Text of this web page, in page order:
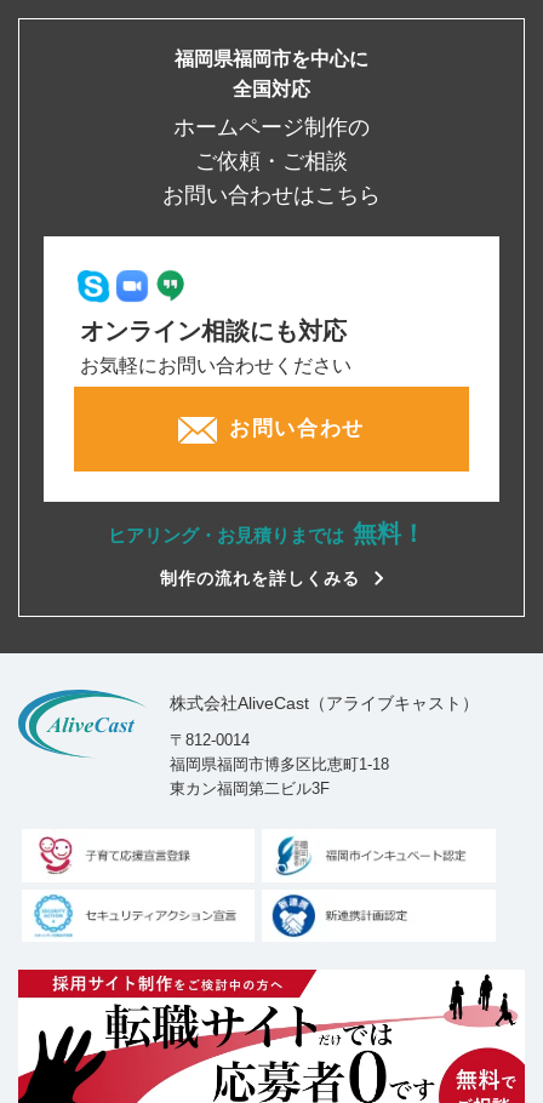
福岡県福岡市を中心に
全国対応
ホームページ制作の
ご依頼・ご相談
お問い合わせはこちら
オンライン相談にも対応
お気軽にお問い合わせください
お問い合わせ
ヒアリング・お見積りまでは 無料！
制作の流れを詳しくみる
株式会社AliveCast（アライブキャスト）
〒812-0014
福岡県福岡市博多区比恵町1-18
東カン福岡第二ビル3F